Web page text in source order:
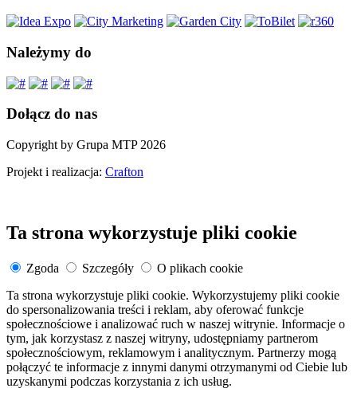
Należymy do
Dołącz do nas
Copyright by Grupa MTP 2026
Projekt i realizacja: Crafton
Ta strona wykorzystuje pliki cookie
Zgoda Szczegóły
O plikach cookie
Ta strona wykorzystuje pliki cookie. Wykorzystujemy pliki cookie
do spersonalizowania treści i reklam, aby oferować funkcje
społecznościowe i analizować ruch w naszej witrynie. Informacje o
tym, jak korzystasz z naszej witryny, udostępniamy partnerom
społecznościowym, reklamowym i analitycznym. Partnerzy mogą
połączyć te informacje z innymi danymi otrzymanymi od Ciebie lub
uzyskanymi podczas korzystania z ich usług.